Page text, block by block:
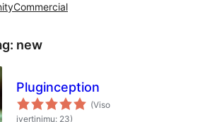
Commercial
new
Pluginception
(Viso
įvertinimų: 23)